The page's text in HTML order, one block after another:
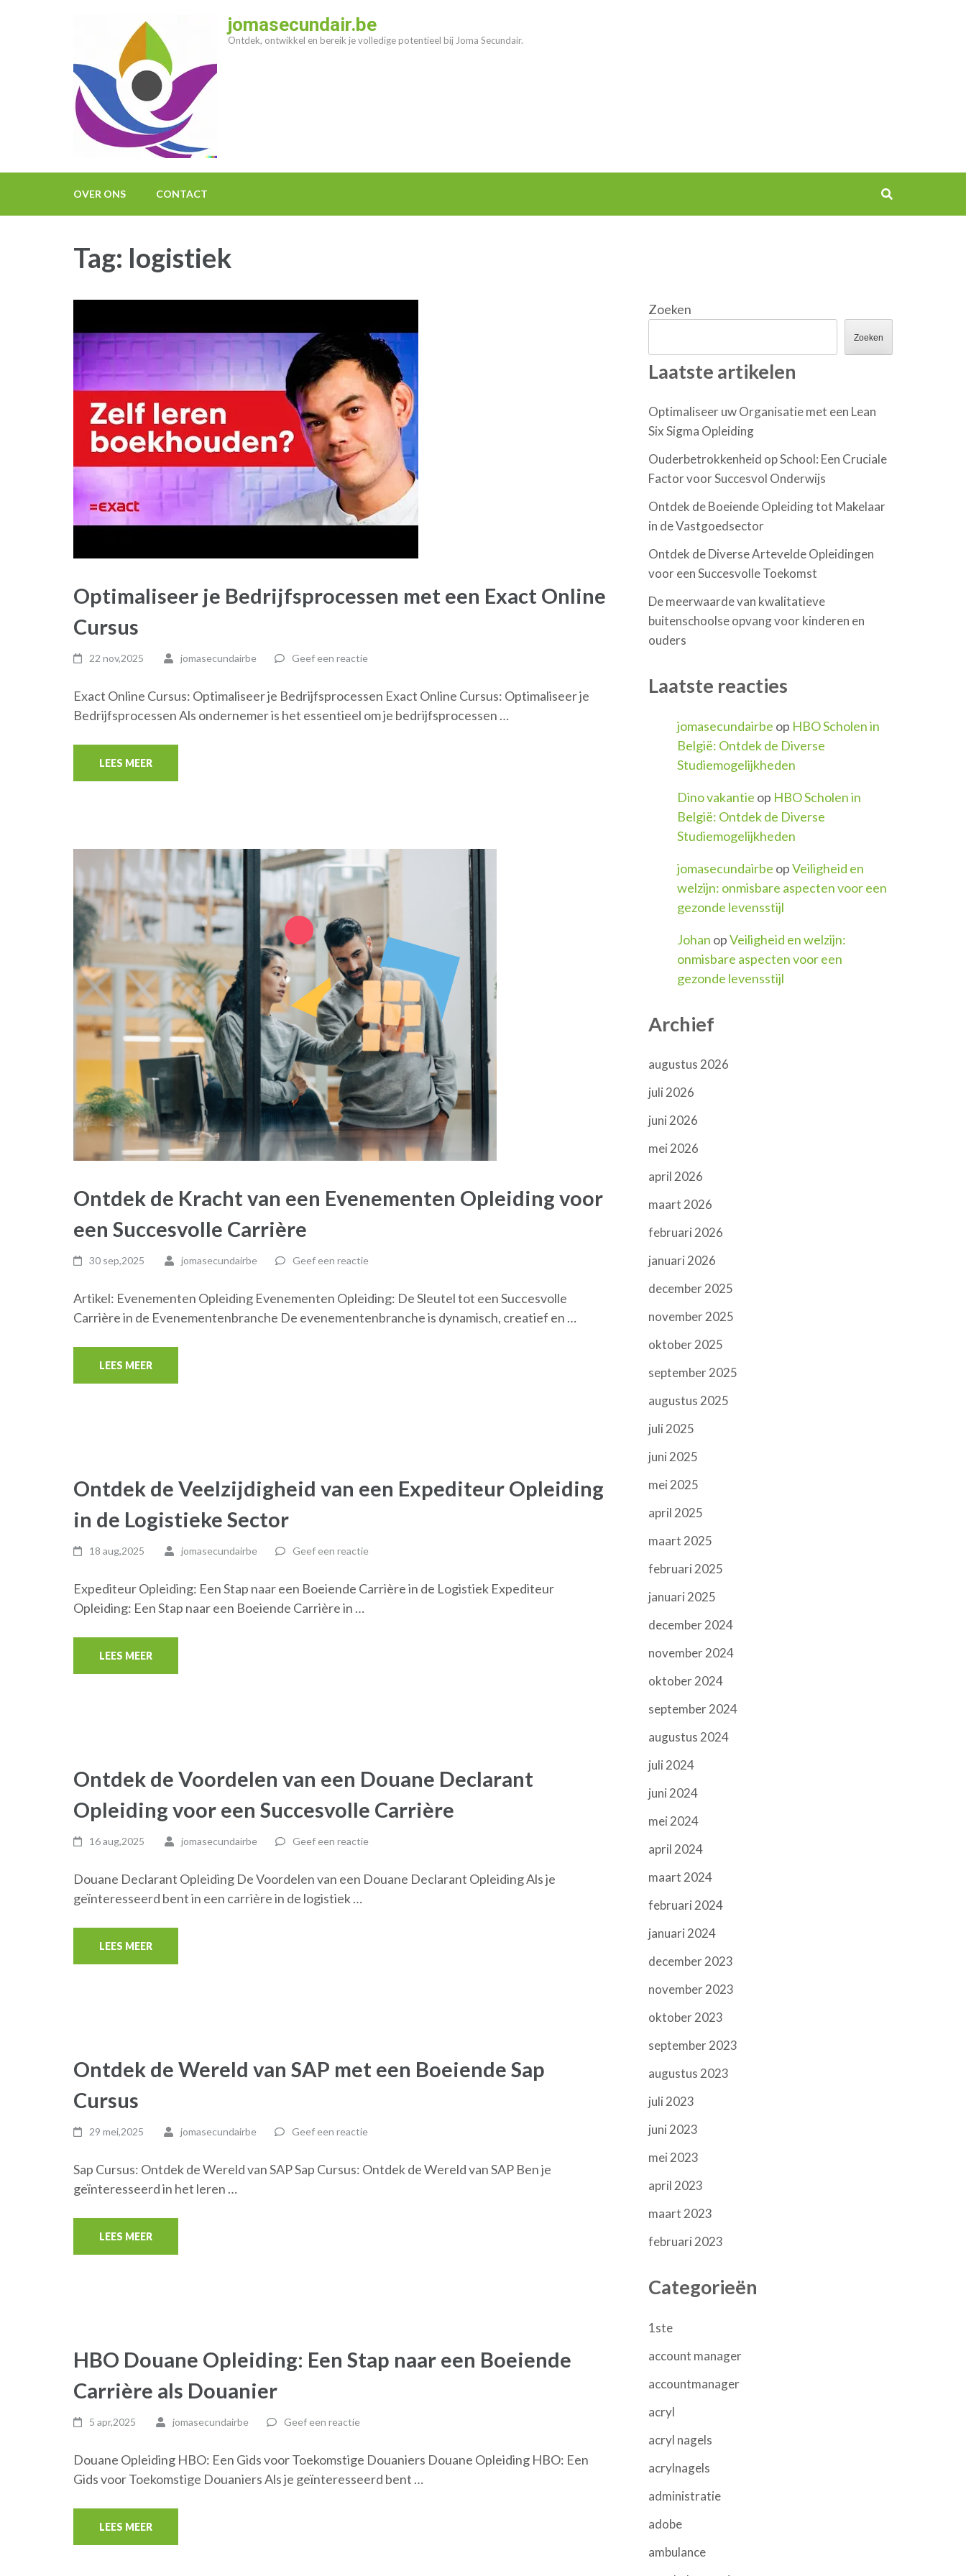
jomasecundair.be
Ontdek, ontwikkel en bereik je volledige potentieel bij Joma Secundair.
OVER ONS CONTACT
Tag: logistiek
Optimaliseer je Bedrijfsprocessen met een Exact Online
Cursus
22 nov,2025 jomasecundairbe Geef een reactie
Exact Online Cursus: Optimaliseer je Bedrijfsprocessen Exact Online Cursus: Optimaliseer je
Bedrijfsprocessen Als ondernemer is het essentieel om je bedrijfsprocessen …
LEES MEER
Ontdek de Kracht van een Evenementen Opleiding voor
een Succesvolle Carrière
30 sep,2025 jomasecundairbe Geef een reactie
Artikel: Evenementen Opleiding Evenementen Opleiding: De Sleutel tot een Succesvolle
Carrière in de Evenementenbranche De evenementenbranche is dynamisch, creatief en …
LEES MEER
Ontdek de Veelzijdigheid van een Expediteur Opleiding
in de Logistieke Sector
18 aug,2025 jomasecundairbe Geef een reactie
Expediteur Opleiding: Een Stap naar een Boeiende Carrière in de Logistiek Expediteur
Opleiding: Een Stap naar een Boeiende Carrière in …
LEES MEER
Ontdek de Voordelen van een Douane Declarant
Opleiding voor een Succesvolle Carrière
16 aug,2025 jomasecundairbe Geef een reactie
Douane Declarant Opleiding De Voordelen van een Douane Declarant Opleiding Als je
geïnteresseerd bent in een carrière in de logistiek …
LEES MEER
Ontdek de Wereld van SAP met een Boeiende Sap
Cursus
29 mei,2025 jomasecundairbe Geef een reactie
Sap Cursus: Ontdek de Wereld van SAP Sap Cursus: Ontdek de Wereld van SAP Ben je
geïnteresseerd in het leren …
LEES MEER
HBO Douane Opleiding: Een Stap naar een Boeiende
Carrière als Douanier
5 apr,2025 jomasecundairbe Geef een reactie
Douane Opleiding HBO: Een Gids voor Toekomstige Douaniers Douane Opleiding HBO: Een
Gids voor Toekomstige Douaniers Als je geïnteresseerd bent …
LEES MEER
Zoeken
Zoeken
Laatste artikelen
Optimaliseer uw Organisatie met een Lean
Six Sigma Opleiding
Ouderbetrokkenheid op School: Een Cruciale
Factor voor Succesvol Onderwijs
Ontdek de Boeiende Opleiding tot Makelaar
in de Vastgoedsector
Ontdek de Diverse Artevelde Opleidingen
voor een Succesvolle Toekomst
De meerwaarde van kwalitatieve
buitenschoolse opvang voor kinderen en
ouders
Laatste reacties
jomasecundairbe op HBO Scholen in
België: Ontdek de Diverse
Studiemogelijkheden
Dino vakantie op HBO Scholen in
België: Ontdek de Diverse
Studiemogelijkheden
jomasecundairbe opVeiligheid en
welzijn: onmisbare aspecten voor een
gezonde levensstijl
Johan opVeiligheid en welzijn:
onmisbare aspecten voor een
gezonde levensstijl
Archief
augustus 2026
juli 2026
juni 2026
mei 2026
april 2026
maart 2026
februari 2026
januari 2026
december 2025
november 2025
oktober 2025
september 2025
augustus 2025
juli 2025
juni 2025
mei 2025
april 2025
maart 2025
februari 2025
januari 2025
december 2024
november 2024
oktober 2024
september 2024
augustus 2024
juli 2024
juni 2024
mei 2024
april 2024
maart 2024
februari 2024
januari 2024
december 2023
november 2023
oktober 2023
september 2023
augustus 2023
juli 2023
juni 2023
mei 2023
april 2023
maart 2023
februari 2023
Categorieën
1ste
account manager
accountmanager
acryl
acryl nagels
acrylnagels
administratie
adobe
ambulance